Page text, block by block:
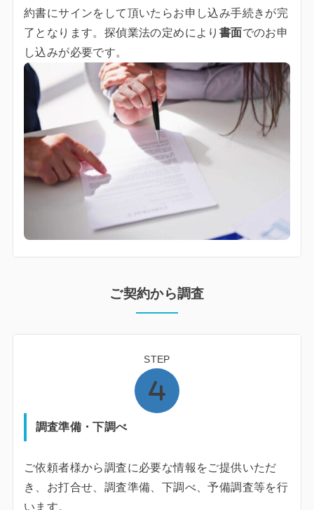
約書にサインをして頂いたらお申し込み手続きが完
了となります。探偵業法の定めにより 書面でのお申
し込みが必要です。
ご契約から調査
STEP
調査準備・下調べ
ご依頼者様から調査に必要な情報をご提供いただ
き、お打合せ、調査準備、下調べ、予備調査等を行
います。